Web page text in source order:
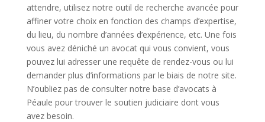
attendre, utilisez notre outil de recherche avancée pour
affiner votre choix en fonction des champs d’expertise,
du lieu, du nombre d’années d’expérience, etc. Une fois
vous avez déniché un avocat qui vous convient, vous
pouvez lui adresser une requête de rendez-vous ou lui
demander plus d’informations par le biais de notre site.
N’oubliez pas de consulter notre base d’avocats à
Péaule pour trouver le soutien judiciaire dont vous
avez besoin.